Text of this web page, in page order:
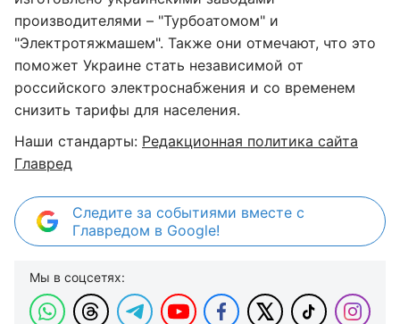
производителями – "Турбоатомом" и
"Электротяжмашем". Также они отмечают, что это
поможет Украине стать независимой от
российского электроснабжения и со временем
снизить тарифы для населения.
Наши стандарты: Редакционная политика сайта
Главред
Следите за событиями вместе с
Главредом в Google!
Мы в соцсетях: